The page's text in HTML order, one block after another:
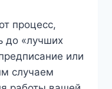
процесс,
до «лучших
или
случаем